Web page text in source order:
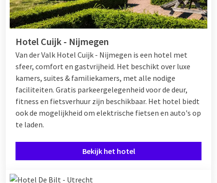
Hotel Cuijk - Nijmegen
Van der Valk Hotel Cuijk - Nijmegen is een hotel met
sfeer, comfort en gastvrijheid. Het beschikt over luxe
kamers, suites & familiekamers, met alle nodige
faciliteiten. Gratis parkeergelegenheid voor de deur,
fitness en fietsverhuur zijn beschikbaar. Het hotel biedt
ook de mogelijkheid om elektrische fietsen en auto's op
te laden.
Bekijk het hotel